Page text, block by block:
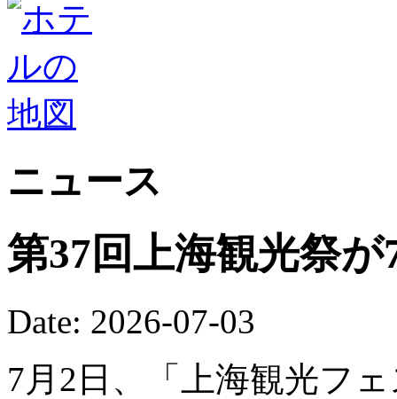
ニュース
第37回上海観光祭
Date: 2026-07-03
7月2日、「上海観光フ